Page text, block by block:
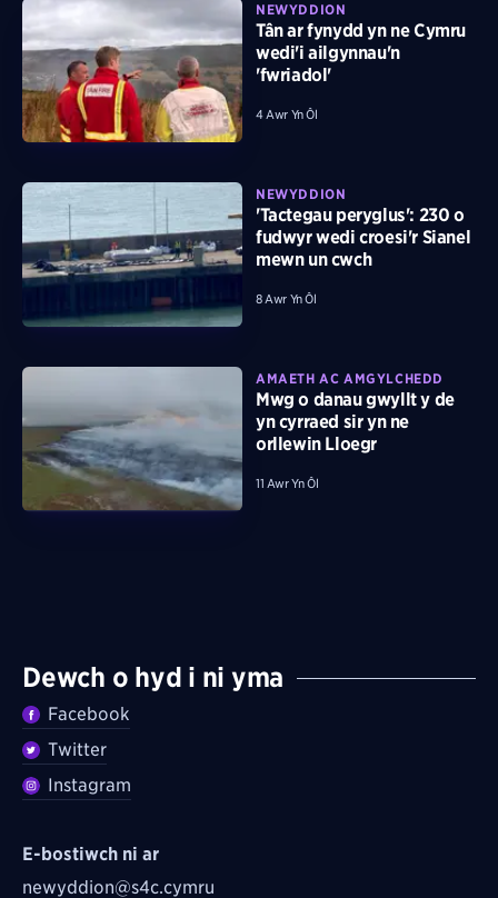
NEWYDDION
Tân ar fynydd yn ne Cymru
wedi'i ailgynnau'n
'fwriadol'
4 Awr Yn Ôl
NEWYDDION
'Tactegau peryglus': 230 o
fudwyr wedi croesi'r Sianel
mewn un cwch
8 Awr Yn Ôl
AMAETH AC AMGYLCHEDD
Mwg o danau gwyllt y de
yn cyrraed sir yn ne
orllewin Lloegr
11 Awr Yn Ôl
Dewch o hyd i ni yma
Facebook
Twitter
Instagram
E-bostiwch ni ar
newyddion@s4c.cymru